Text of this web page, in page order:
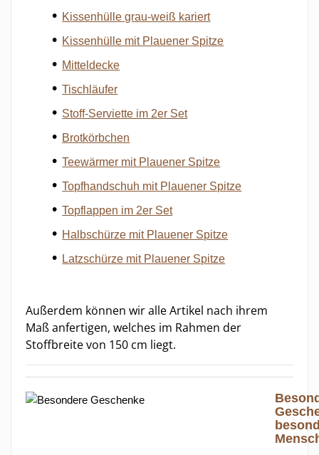
Kissenhülle grau-weiß kariert
Kissenhülle mit Plauener Spitze
Mitteldecke
Tischläufer
Stoff-Serviette im 2er Set
Brotkörbchen
Teewärmer mit Plauener Spitze
Topfhandschuh mit Plauener Spitze
Topflappen im 2er Set
Halbschürze mit Plauener Spitze
Latzschürze mit Plauener Spitze
Außerdem können wir alle Artikel nach ihrem
Maß anfertigen, welches im Rahmen der
Stoffbreite von 150 cm liegt.